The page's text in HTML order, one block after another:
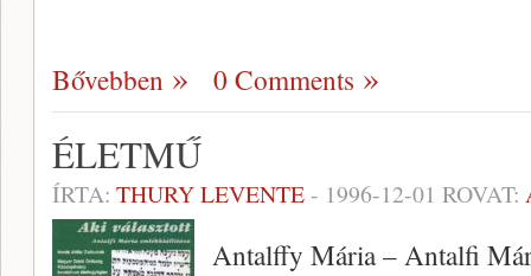
Bővebben 0 Comments
ÉLETMŰ
ÍRTA: THURY LEVENTE- 1996-12-01 ROVAT:
Antalffy Mária – Antalfi